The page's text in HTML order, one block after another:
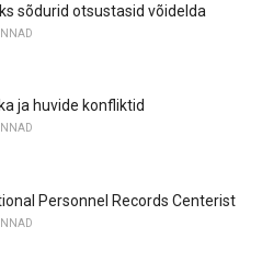
sõdurid otsustasid võidelda
ja huvide konfliktid
Personnel Records Centerist